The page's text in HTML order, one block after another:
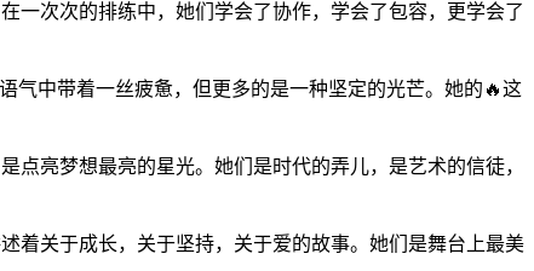
一次次的排练中，她们学会了协作，学会了包容，更学会了
气中带着一丝疲惫，但更多的是一种坚定的光芒。她的🔥这
亮梦想最亮的星光。她们是时代的弄儿，是艺术的信徒，
着关于成长，关于坚持，关于爱的故事。她们是舞台上最美